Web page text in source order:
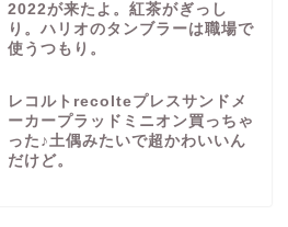
2022が来たよ。紅茶がぎっし
り。ハリオのタンブラーは職場で
使うつもり。
レコルトrecolteプレスサンドメ
ーカープラッドミニオン買っちゃ
った♪土偶みたいで超かわいいん
だけど。